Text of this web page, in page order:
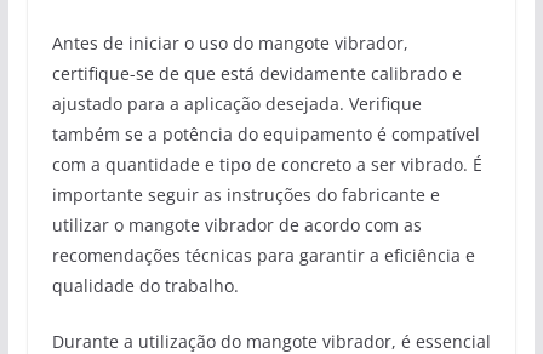
Antes de iniciar o uso do mangote vibrador,
certifique-se de que está devidamente calibrado e
ajustado para a aplicação desejada. Verifique
também se a potência do equipamento é compatível
com a quantidade e tipo de concreto a ser vibrado. É
importante seguir as instruções do fabricante e
utilizar o mangote vibrador de acordo com as
recomendações técnicas para garantir a eficiência e
qualidade do trabalho.
Durante a utilização do mangote vibrador, é essencial